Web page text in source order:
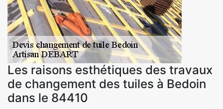
Les raisons esthétiques des travaux
de changement des tuiles à Bedoin
dans le 84410